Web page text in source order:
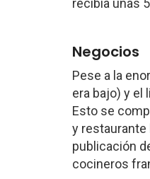
recibía unas
Negocios
Pese a la
era bajo) y el
Esto se
y restaurante
publicación
cocineros